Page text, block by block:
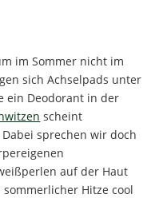
im Sommer nicht im
sich Achselpads unter
ein Deodorant in der
scheint
sprechen wir doch
auf der Haut
Hitze cool